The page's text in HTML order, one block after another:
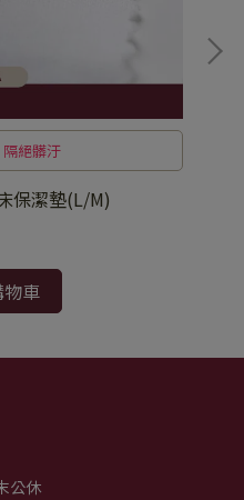
絕髒汙
保潔墊(L/M)
車
公休